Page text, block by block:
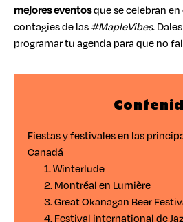
mejores eventosque se celebran
contagies de las#MapleVibes.
programar tu agenda para que no
Fiestas y festivales en las
Canadá
1. Winterlude
2. Montréal en Lumière
3. Great Okanagan Beer
4. Festival international de